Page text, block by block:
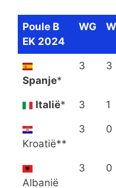
Poule B
EK 2024
WG W
Spanje*
3 3
Italië* 3 1
Kroatië**
3 0
Albanië
3 0